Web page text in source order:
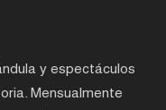
y espectáculos
Mensualmente